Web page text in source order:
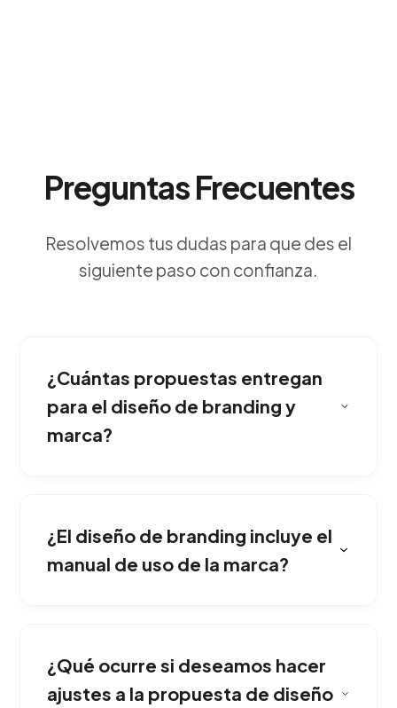
Preguntas Frecuentes
Resolvemos tus dudas para que des el
siguiente paso con confianza.
¿Cuántas propuestas entregan
para el diseño de branding y
marca?
comunicación, los valores fundamentales y
cómo el mercado debe percibir
¿El diseño de branding incluye el
manual de uso de la marca?
direcciones conceptuales y pulimos
iterativamente la ruta gráfica que mejor
¿Qué ocurre si deseamos hacer
ajustes a la propuesta de diseño